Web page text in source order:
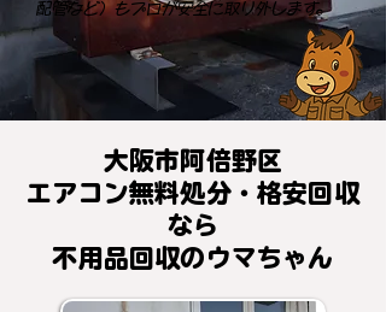
配管など）もプロが安全に取り外します。
大阪市阿倍野区
エアコン無料処分・格安回収
なら
不用品回収のウマちゃん